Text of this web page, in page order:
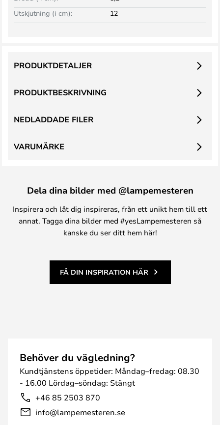
Utskjutning (i cm):
12
PRODUKTBESKRIVNING
PRODUKTDETALJER
NEDLADDADE FILER
VARUMÄRKE
Dela dina bilder med @lampemesteren
Inspirera och låt dig inspireras, från ett unikt hem till ett
annat. Tagga dina bilder med #yesLampemesteren så
kanske du ser ditt hem här!
FÅ DIN INSPIRATION HÄR
Behöver du vägledning?
Kundtjänstens öppetider: Måndag–fredag: 08.30
- 16.00 Lördag–söndag: Stängt
+46 85 2503 870
info@lampemesteren.se